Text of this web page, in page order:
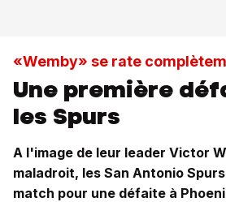
«Wemby» se rate
Une première
les Spurs
A l'image de leur leader Victor
maladroit, les San Antonio
match pour une défaite à